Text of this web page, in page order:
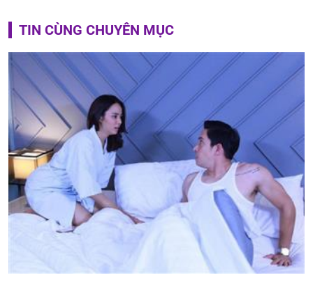
TIN CÙNG CHUYÊN MỤC